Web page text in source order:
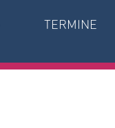
TERMINE